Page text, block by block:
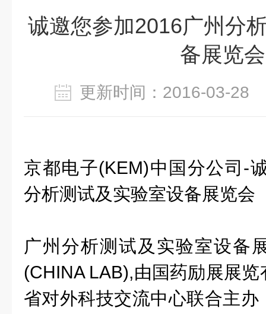
诚邀您参加2016广州分
备展览会
更新时间：2016-03-
京都电子(KEM)中国分公司-
分析测试及实验室设备展览会
广州分析测试及实验室设备
(CHINA LAB),由国药励展展
省对外科技交流中心联合主